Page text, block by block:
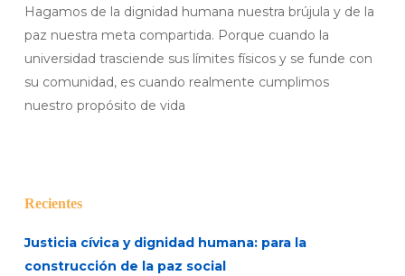
Hagamos de la dignidad humana nuestra brújula y de la
paz nuestra meta compartida. Porque cuando la
universidad trasciende sus límites físicos y se funde con
su comunidad, es cuando realmente cumplimos
nuestro propósito de vida
Recientes
Justicia cívica y dignidad humana: para la
construcción de la paz social